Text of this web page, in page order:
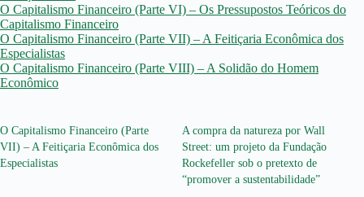
O Capitalismo Financeiro (Parte VI) – Os Pressupostos Teóricos do
Capitalismo Financeiro
O Capitalismo Financeiro (Parte VII) – A Feitiçaria Econômica dos
Especialistas
O Capitalismo Financeiro (Parte VIII) – A Solidão do Homem
Econômico
O Capitalismo Financeiro (Parte
VII) – A Feitiçaria Econômica dos
Especialistas
A compra da natureza por Wall
Street: um projeto da Fundação
Rockefeller sob o pretexto de
“promover a sustentabilidade”